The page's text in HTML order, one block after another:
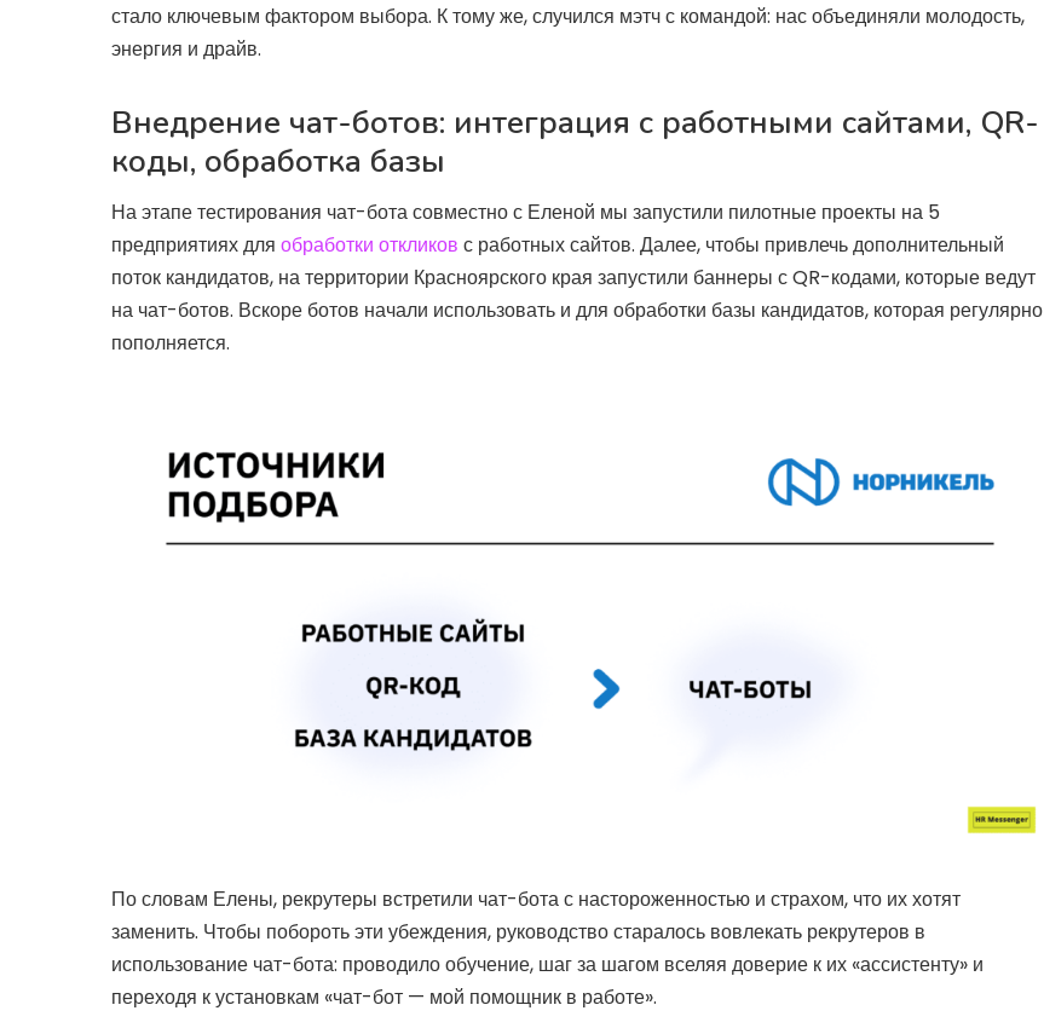
стало ключевым фактором выбора. К тому же, случился мэтч с командой: нас объединяли молодость,
энергия и драйв.
Внедрение чат-ботов: интеграция с работными сайтами, QR-
коды, обработка базы
На этапе тестирования чат-бота совместно с Еленой мы запустили пилотные проекты на 5
предприятиях для обработки откликов с работных сайтов. Далее, чтобы привлечь дополнительный
поток кандидатов, на территории Красноярского края запустили баннеры с QR-кодами, которые ведут
на чат-ботов. Вскоре ботов начали использовать и для обработки базы кандидатов, которая регулярно
пополняется.
По словам Елены, рекрутеры встретили чат-бота с настороженностью и страхом, что их хотят
заменить. Чтобы побороть эти убеждения, руководство старалось вовлекать рекрутеров в
использование чат-бота: проводило обучение, шаг за шагом вселяя доверие к их «ассистенту» и
переходя к установкам «чат-бот — мой помощник в работе».